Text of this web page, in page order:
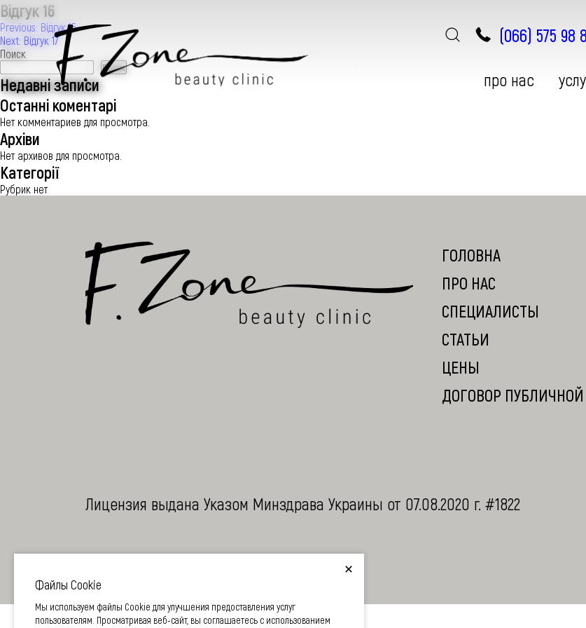
(066) 575 98
про нас
ИНЪЕКЦИОННАЯ КОСМЕТОЛОГИЯ
Відгук 16
Навигация
по
записям
Previous: Відгук 15
Next: Відгук 17
Поиск
Поиск
Недавні записи
Останні коментарі
Нет комментариев для просмотра.
Архіви
Нет архивов для просмотра.
Категорії
Рубрик нет
Файлы Cookie
Мы используем файлы Cookie для улучшения предоставления услуг
пользователям. Просматривая веб-сайт, вы соглашаетесь с использованием
ГОЛОВНА
ПРО НАС
СПЕЦИАЛИСТЫ
СТАТЬИ
ЦЕНЫ
ДОГОВОР
Лицензия выдана Указом Минздрава Украины от 07.08.2020 г. #1822